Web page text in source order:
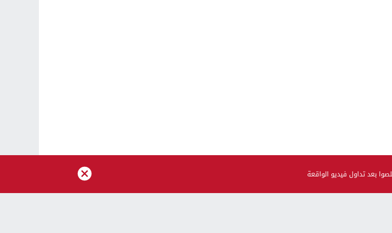
بعد تداول فيديو الواقعة